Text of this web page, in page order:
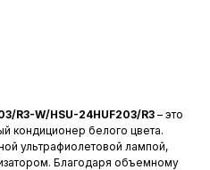
R3-W/HSU-24HUF203/R3 – это
кондиционер белого цвета.
ультрафиолетовой лампой,
Благодаря объемному